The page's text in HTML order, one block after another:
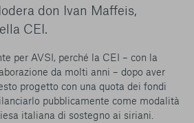
don Ivan Maffeis,
CEI.
per AVSI, perché la CEI – con la
da molti anni – dopo aver
progetto con una quota dei fondi
pubblicamente come modalità
italiana di sostegno ai siriani.